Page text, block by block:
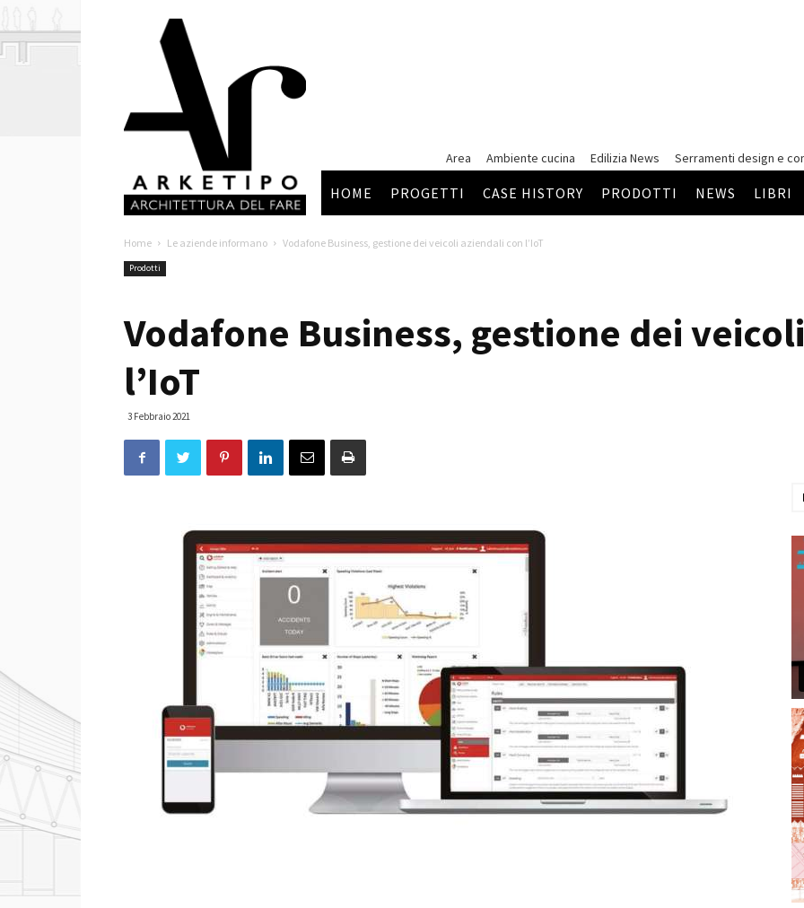
Arketipo
Area Ambiente cucina Edilizia News Serramenti design e
HOME PROGETTI CASE HISTORY PRODOTTI NEWS LIBRI
Home Le aziende informano Vodafone Business, gestione dei veicoli aziendali con l’IoT
Prodotti
Vodafone Business, gestione dei
l’IoT
3 Febbraio 2021